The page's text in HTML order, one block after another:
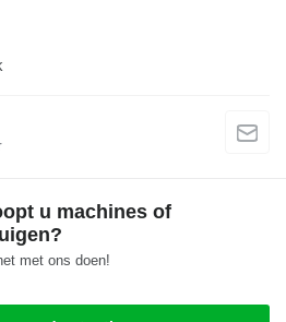
u machines of
met ons doen!